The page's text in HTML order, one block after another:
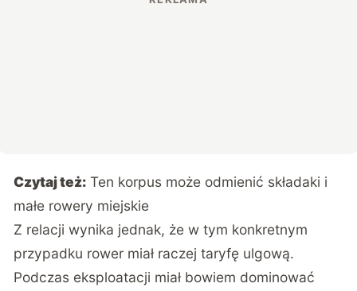
Czytaj też: Ten korpus może odmienić składaki i
małe rowery miejskie
Z relacji wynika jednak, że w tym konkretnym
przypadku rower miał raczej taryfę ulgową.
Podczas eksploatacji miał bowiem dominować